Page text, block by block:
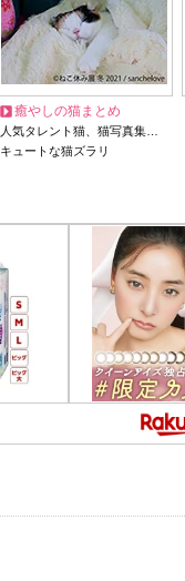
癒やしの猫まとめ
人気タレント猫、猫写真集…
キュートな猫ズラリ